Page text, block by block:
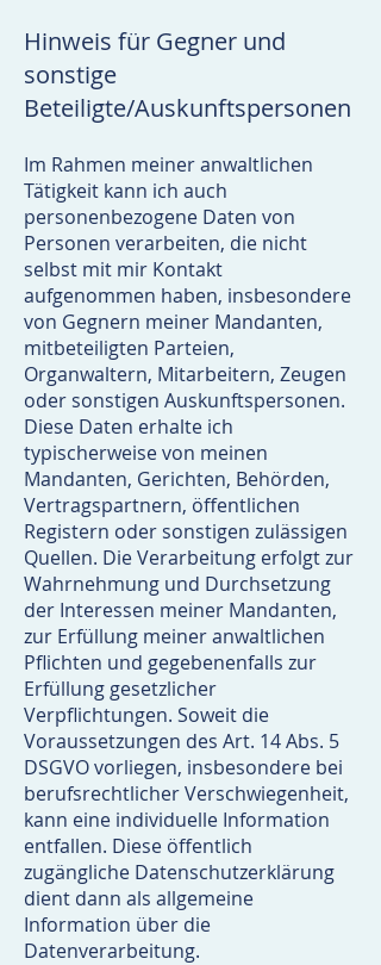
Hinweis für Gegner und
sonstige
Beteiligte/Auskunftspersonen
Im Rahmen meiner anwaltlichen
Tätigkeit kann ich auch
personenbezogene Daten von
Personen verarbeiten, die nicht
selbst mit mir Kontakt
aufgenommen haben, insbesondere
von Gegnern meiner Mandanten,
mitbeteiligten Parteien,
Organwaltern, Mitarbeitern, Zeugen
oder sonstigen Auskunftspersonen.
Diese Daten erhalte ich
typischerweise von meinen
Mandanten, Gerichten, Behörden,
Vertragspartnern, öffentlichen
Registern oder sonstigen zulässigen
Quellen. Die Verarbeitung erfolgt zur
Wahrnehmung und Durchsetzung
der Interessen meiner Mandanten,
zur Erfüllung meiner anwaltlichen
Pflichten und gegebenenfalls zur
Erfüllung gesetzlicher
Verpflichtungen. Soweit die
Voraussetzungen des Art. 14 Abs. 5
DSGVO vorliegen, insbesondere bei
berufsrechtlicher Verschwiegenheit,
kann eine individuelle Information
entfallen. Diese öffentlich
zugängliche Datenschutzerklärung
dient dann als allgemeine
Information über die
Datenverarbeitung.